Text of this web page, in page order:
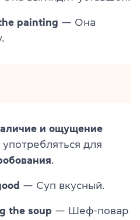
painting — Она
и ощущение
для
.
— Суп вкусный.
the soup — Шеф-повар